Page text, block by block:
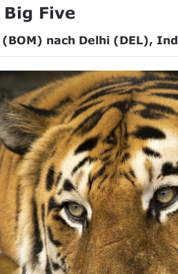
Five
nach Delhi (DEL),